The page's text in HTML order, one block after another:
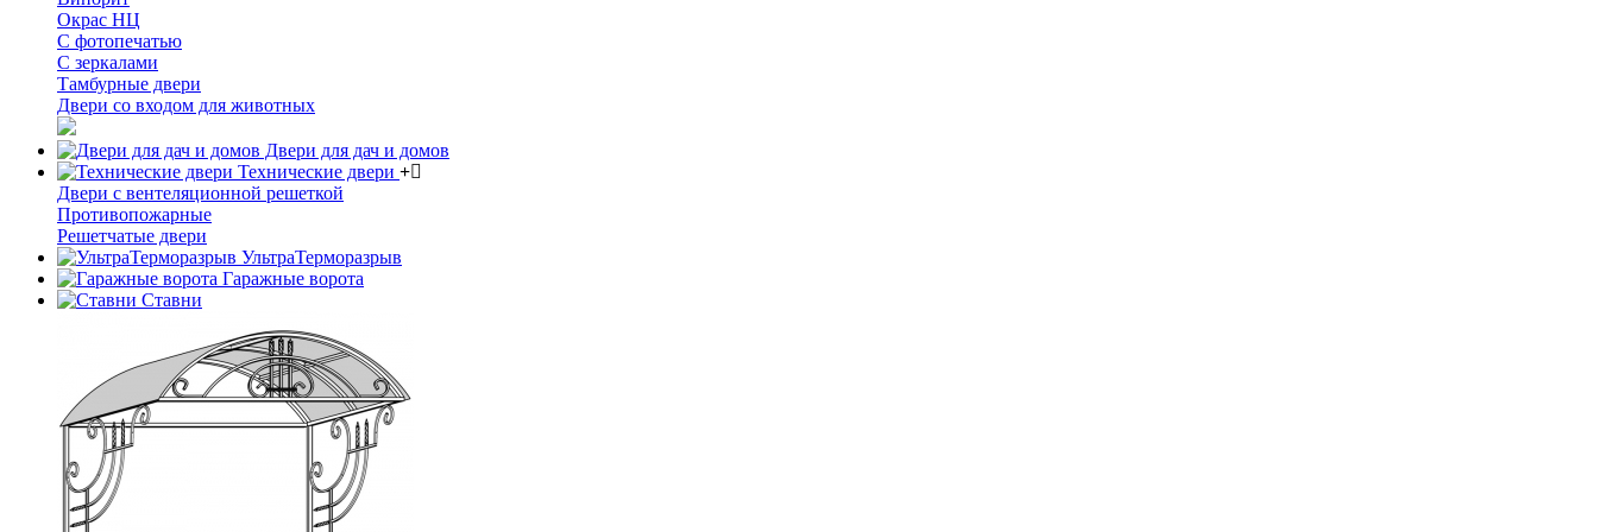
Окрас НЦ
С фотопечатью
С зеркалами
Тамбурные двери
Двери со входом для животных
Двери для дач и домов
Технические двери
Двери с вентеляционной решеткой
Противопожарные
Решетчатые двери
УльтраТерморазрыв
Гаражные ворота
Ставни